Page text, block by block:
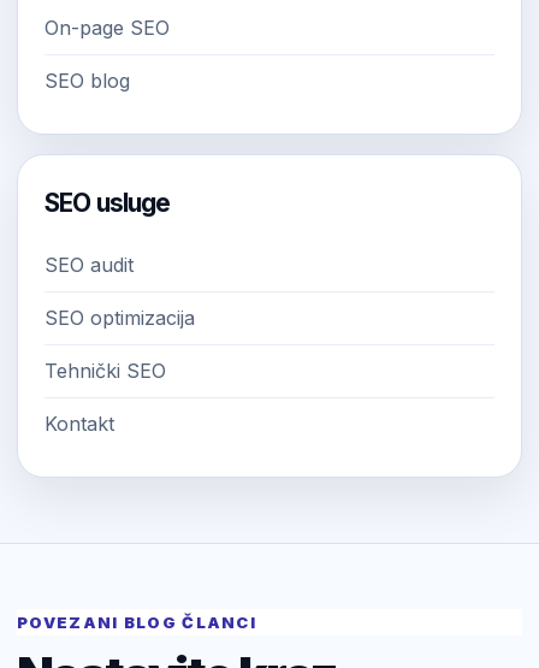
On-page SEO
SEO blog
SEO usluge
SEO audit
SEO optimizacija
Tehnički SEO
Kontakt
POVEZANI BLOG ČLANCI